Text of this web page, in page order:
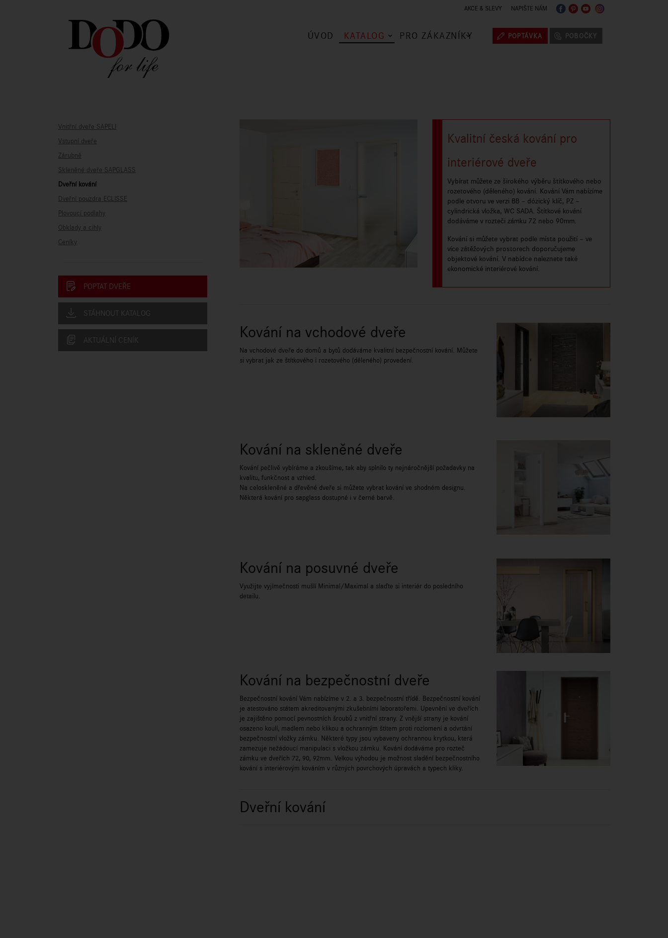
AKCE & SLEVY NAPIŠTE NÁM
ÚVOD KATALOG PRO ZÁKAZNÍKY POPTÁVKA POBOČKY
Vnitřní dveře SAPELI
Vstupní dveře
Zárubně
Skleněné dveře SAPGLASS
Dveřní kování
Dveřní pouzdra ECLISSE
Plovoucí podlahy
Obklady a cihly
Ceníky
POPTAT DVEŘE
STÁHNOUT KATALOG
AKTUÁLNÍ CENÍK
Kvalitní česká kování pro
interiérové dveře
Vybírat můžete ze širokého výběru štítkového nebo
rozetového (děleného) kování. Kování Vám nabízíme
podle otvoru ve verzi BB – dózický klíč, PZ –
cylindrická vložka, WC SADA. Štítkové kování
dodáváme v rozteči zámku 72 nebo 90mm.
Kování si můžete vybrat podle místa použití – ve
více zátěžových prostorech doporučujeme
objektové kování. V nabídce naleznete také
ekonomické interiérové kování.
Kování na vchodové dveře
Na vchodové dveře do domů a bytů dodáváme kvalitní bezpečnostní kování. Můžete
si vybrat jak ze štítkového i rozetového (děleného) provedení.
Kování na skleněné dveře
Kování pečlivě vybíráme a zkoušíme, tak aby splnilo ty nejnáročnější požadavky na
kvalitu, funkčnost a vzhled.
Na celoskleněné a dřevěné dveře si můžete vybrat kování ve shodném designu.
Některá kování pro sapglass dostupné i v černé barvě.
Kování na posuvné dveře
Využijte vyjímečnosti mušlí Minimal/Maximal a slaďte si interiér do posledního
detailu.
Kování na bezpečnostní dveře
Bezpečnostní kování Vám nabízíme v 2. a 3. bezpečnostní třídě. Bezpečnostní kování
je atestováno státem akreditovanými zkušebními laboratořemi. Upevnění ve dveřích
je zajištěno pomocí pevnostních šroubů z vnitřní strany. Z vnější strany je kování
osazeno koulí, madlem nebo klikou a ochranným štítem proti rozlomení a odvrtání
bezpečnostní vložky zámku. Některé typy jsou vybaveny ochrannou krytkou, která
zamezuje nežádoucí manipulaci s vložkou zámku. Kování dodáváme pro rozteč
zámku ve dveřích 72, 90, 92mm. Velkou výhodou je možnost sladění bezpečnostního
kování s interiérovým kováním v různých povrchových úpravách a typech kliky.
Dveřní kování